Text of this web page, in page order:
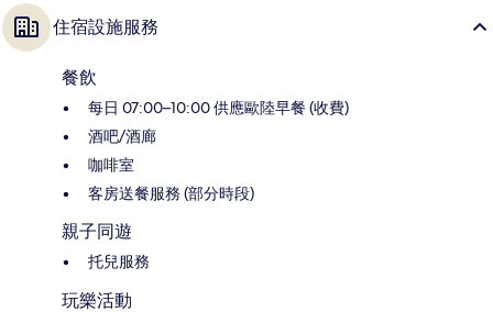
住宿設施服務
餐飲
每日 07:00–10:00 供應歐陸早餐 (收費)
酒吧/酒廊
咖啡室
客房送餐服務 (部分時段)
親子同遊
托兒服務
玩樂活動